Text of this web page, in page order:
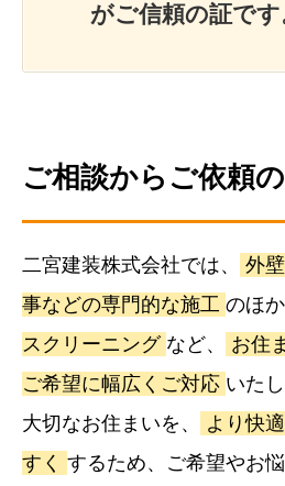
がご信頼の証です
ご相談からご依頼
二宮建装株式会社では、
外
事などの専門的な施工 のほか
スクリーニング など、
お住
ご希望に幅広くご対応 いた
大切なお住まいを、
より快
すく するため、ご希望やお